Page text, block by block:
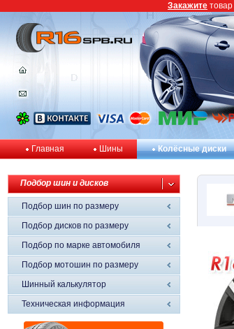
Главная Шины Колёсные диски
Подбор шин и дисков
Подбор шин по размеру
Подбор дисков по размеру
Подбор по марке автомобиля
Подбор мотошин по размеру
Шинный калькулятор
Техническая информация
Закажите товар